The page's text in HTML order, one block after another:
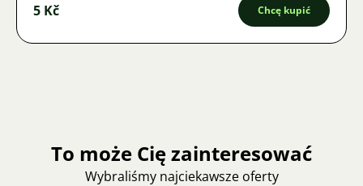
5 Kč Chcę kupić
To może Cię zainteresować
Wybraliśmy najciekawsze oferty